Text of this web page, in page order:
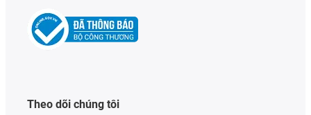
Theo dõi chúng tôi